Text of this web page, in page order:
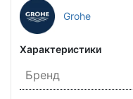
Grohe
Характеристики
Бренд